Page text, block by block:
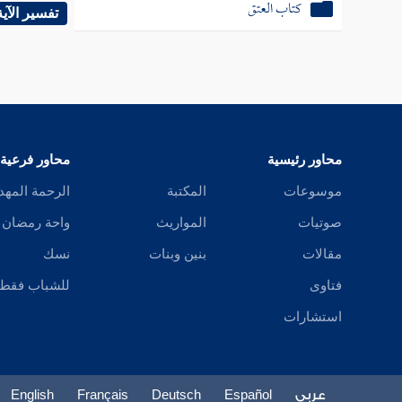
كتاب العتق
بلفظ
ثم أتى
.
تفسير
محاور رئيسية
موسوعات
صوتيات
مقالات
فتاوى
استشارات
المكتبة
المواريث
بنين وبنات
محاور فرعية
الرحمة
واحة رمضان
نسك
للشباب فقط
عربي Español
Deutsch
Français
English